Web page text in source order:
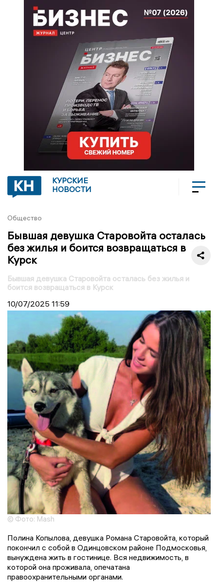
КУРСКИЕ
НОВОСТИ
Общество
Бывшая девушка Старовойта осталась
без жилья и боится возвращаться в
Курск
Бывшая девушка Старовойта осталась без жилья и
боится возвращаться в Курск
10/07/2025 11:59
© Фото: Mash
Полина Копылова, девушка Романа Старовойта, который
покончил с собой в Одинцовском районе Подмосковья,
вынуждена жить в гостинице. Вся недвижимость, в
которой она проживала, опечатана
правоохранительными органами.